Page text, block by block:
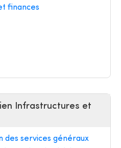
finances
Infrastructures et
des services généraux